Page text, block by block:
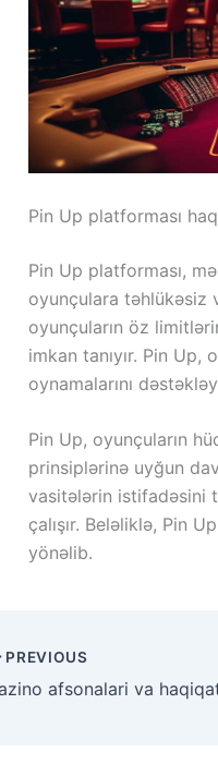
Pin Up platforması
Pin Up platforması,
oyunçulara təhlükəsiz
oyunçuların öz
imkan tanıyır. Pin
oynamalarını
Pin Up, oyunçuların
prinsiplərinə uyğun
vasitələrin istifadəsini
çalışır. Beləliklə, Pin
yönəlib.
PREVIOUS